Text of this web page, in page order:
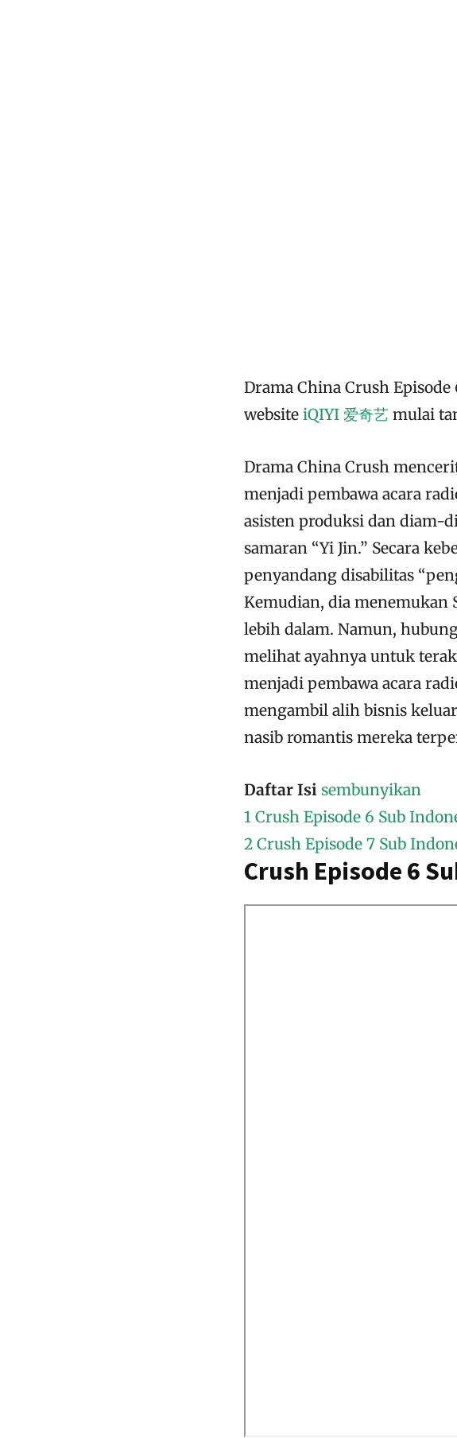
Drama China Crush
website iQIYI 爱奇艺 mulai
Drama China Crush
menjadi pembawa acara
asisten produksi dan diam-
samaran “Yi Jin.” Secara
penyandang disabilitas
Kemudian, dia menemukan
lebih dalam. Namun,
melihat ayahnya untuk
menjadi pembawa acara
mengambil alih bisnis
nasib romantis mereka
Daftar Isi sembunyikan
1 Crush Episode 6 Sub
2 Crush Episode 7 Sub
Crush Episode 6